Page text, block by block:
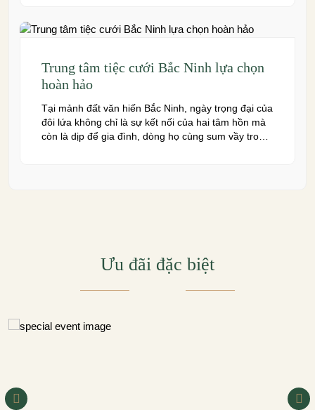
Trung tâm tiệc cưới Bắc Ninh lựa chọn
hoàn hảo
Tại mảnh đất văn hiến Bắc Ninh, ngày trọng đại của
đôi lứa không chỉ là sự kết nối của hai tâm hồn mà
còn là dịp để gia đình, dòng họ cùng sum vầy trong
Ưu đãi đặc biệt